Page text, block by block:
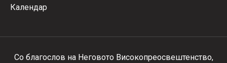
Календар
Со благослов на Неговото Високопреосвештенство,